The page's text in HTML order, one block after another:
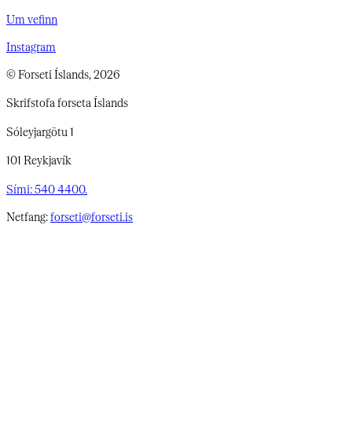
Um vefinn
Instagram
© Forseti Íslands, 2026
Skrifstofa forseta Íslands
Sóleyjargötu 1
101 Reykjavík
Sími: 540 4400.
Netfang:forseti@forseti.is